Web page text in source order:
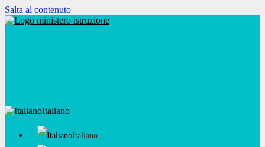
Salta al contenuto
Italiano
Italiano